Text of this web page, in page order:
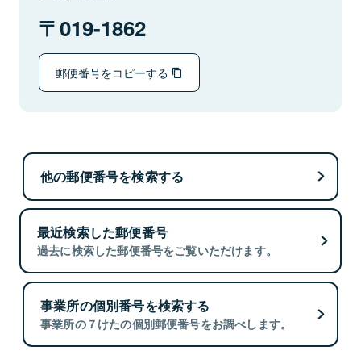
019-1862
郵便番号をコピーする
他の郵便番号を検索する
最近検索した郵便番号
過去に検索した郵便番号をご覧いただけます。
事業所の個別番号を検索する
事業所の７けたの個別郵便番号をお調べします。